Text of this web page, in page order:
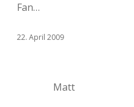
Fan…
22. April 2009
Matt